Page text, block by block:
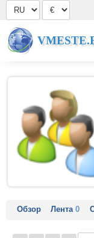
Обзор Лента0